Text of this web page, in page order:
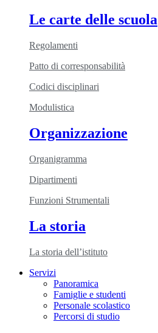
Le carte delle scuola
Regolamenti
Patto di corresponsabilità
Codici disciplinari
Modulistica
Organizzazione
Organigramma
Dipartimenti
Funzioni Strumentali
La storia
La storia dell’istituto
Servizi
Panoramica
Famiglie e studenti
Personale scolastico
Percorsi di studio